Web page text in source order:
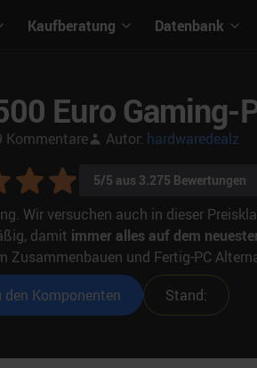
Kaufberatung Datenbank
Euro Gaming-
Kommentare Autor: hardwaredealz
5/5 aus 3.275 Bewertungen
Wir versuchen auch in dieser
damit immer alles auf dem
Zusammenbauen und Fertig-PC
den Komponenten
Stand: